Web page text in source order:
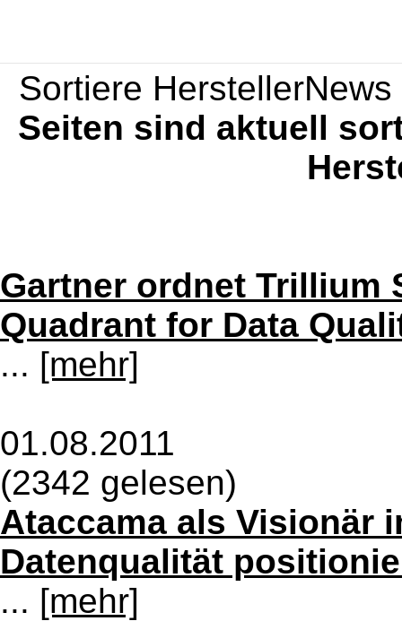
Sortiere
Seiten sind aktuell
Gartner ordnet Trillium
Quadrant for Data
... [mehr]
01.08.2011
(2342 gelesen)
Ataccama als Visionär
Datenqualität
... [mehr]